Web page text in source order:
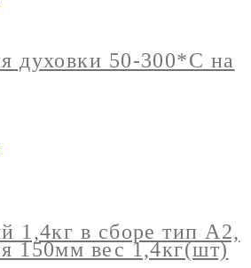
духовки 50-300*С на
1,4кг в сборе тип А2,
150мм вес 1,4кг(шт)